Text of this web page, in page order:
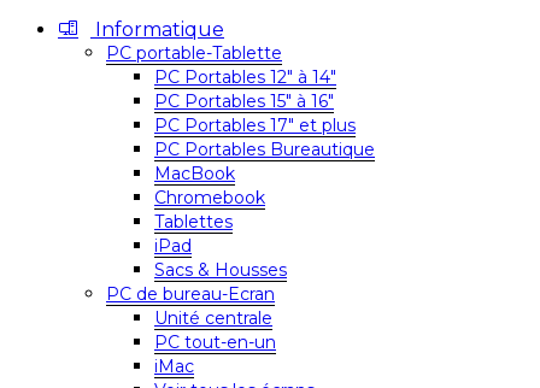
Informatique
PC portable-Tablette
PC Portables 12″ à 14″
PC Portables 15″ à 16″
PC Portables 17″ et plus
PC Portables Bureautique
MacBook
Chromebook
Tablettes
iPad
Sacs & Housses
PC de bureau-Ecran
Unité centrale
PC tout-en-un
iMac